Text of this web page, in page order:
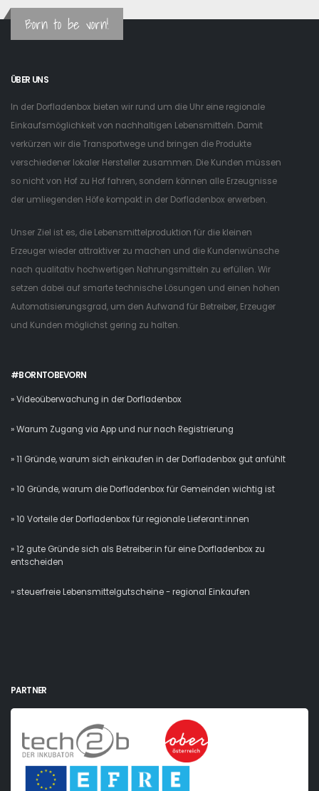
Born to be vorn!
ÜBER UNS
In der Dorfladenbox bieten wir rund um die Uhr eine regionale
Einkaufsmöglichkeit von nachhaltigen Lebensmitteln. Damit
verkürzen wir die Transportwege und bringen die Produkte
verschiedener lokaler Hersteller zusammen. Die Kunden müssen
so nicht von Hof zu Hof fahren, sondern können alle Erzeugnisse
der umliegenden Höfe kompakt in der Dorfladenbox erwerben.
Unser Ziel ist es, die Lebensmittelproduktion für die kleinen
Erzeuger wieder attraktiver zu machen und die Kundenwünsche
nach qualitativ hochwertigen Nahrungsmitteln zu erfüllen. Wir
setzen dabei auf smarte technische Lösungen und einen hohen
Automatisierungsgrad, um den Aufwand für Betreiber, Erzeuger
und Kunden möglichst gering zu halten.
#BORNTOBEVORN
» Videoüberwachung in der Dorfladenbox
» Warum Zugang via App und nur nach Registrierung
» 11 Gründe, warum sich einkaufen in der Dorfladenbox gut anfühlt
» 10 Gründe, warum die Dorfladenbox für Gemeinden wichtig ist
» 10 Vorteile der Dorfladenbox für regionale Lieferant:innen
» 12 gute Gründe sich als Betreiber:in für eine Dorfladenbox zu
entscheiden
» steuerfreie Lebensmittelgutscheine - regional Einkaufen
PARTNER